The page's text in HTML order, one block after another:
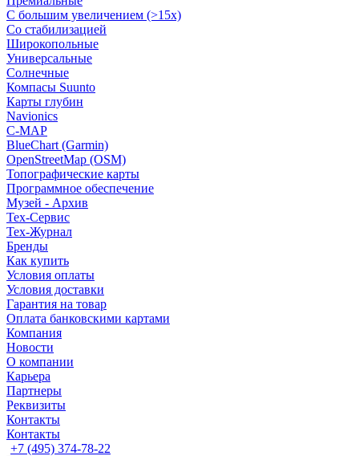
С большим увеличением (>15x)
Со стабилизацией
Широкопольные
Универсальные
Солнечные
Компасы Suunto
Карты глубин
Navionics
C-MAP
BlueChart (Garmin)
OpenStreetMap (OSM)
Топографические карты
Программное обеспечение
Музей - Архив
Tex-Сервис
Тех-Журнал
Бренды
Как купить
Условия оплаты
Условия доставки
Гарантия на товар
Оплата банковскими картами
Компания
Новости
О компании
Карьера
Партнеры
Реквизиты
Контакты
Контакты
+7 (495) 374-78-22